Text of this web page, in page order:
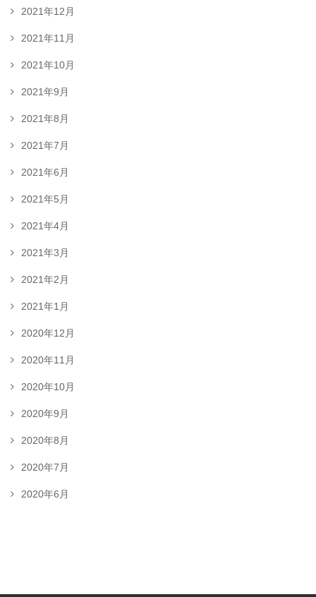
2021年12月
2021年11月
2021年10月
2021年9月
2021年8月
2021年7月
2021年6月
2021年5月
2021年4月
2021年3月
2021年2月
2021年1月
2020年12月
2020年11月
2020年10月
2020年9月
2020年8月
2020年7月
2020年6月